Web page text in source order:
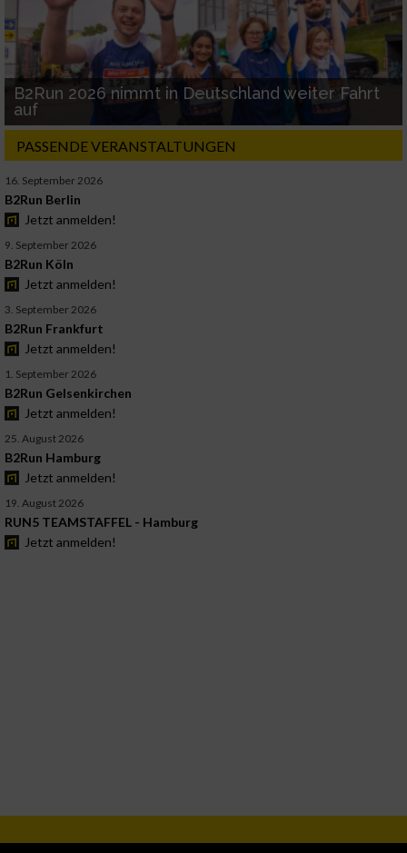
B2Run 2026 nimmt in Deutschland weiter Fahrt
auf
PASSENDE VERANSTALTUNGEN
16. September 2026
B2Run Berlin
Jetzt anmelden!
9. September 2026
B2Run Köln
Jetzt anmelden!
3. September 2026
B2Run Frankfurt
Jetzt anmelden!
1. September 2026
B2Run Gelsenkirchen
Jetzt anmelden!
25. August 2026
B2Run Hamburg
Jetzt anmelden!
19. August 2026
RUN5 TEAMSTAFFEL - Hamburg
Jetzt anmelden!